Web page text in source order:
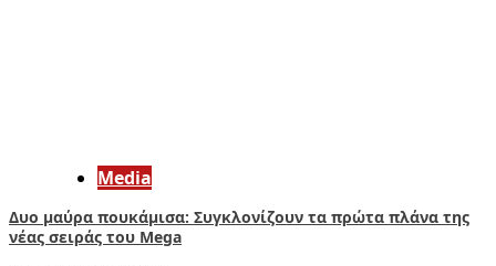
Media
Δυο μαύρα πουκάμισα: Συγκλονίζουν τα πρώτα πλάνα της
νέας σειράς του Mega